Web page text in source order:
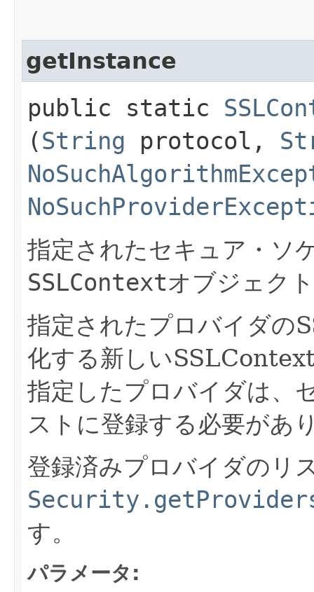
getInstance
public static
(String protocol,
指定されたセキュア・ソ
SSLContextオブジェク
指定されたプロバイダ
化する新しい
指定したプロバイダは、
ストに登録する必要があ
登録済みプロバイダのリ
す。
パラメータ: